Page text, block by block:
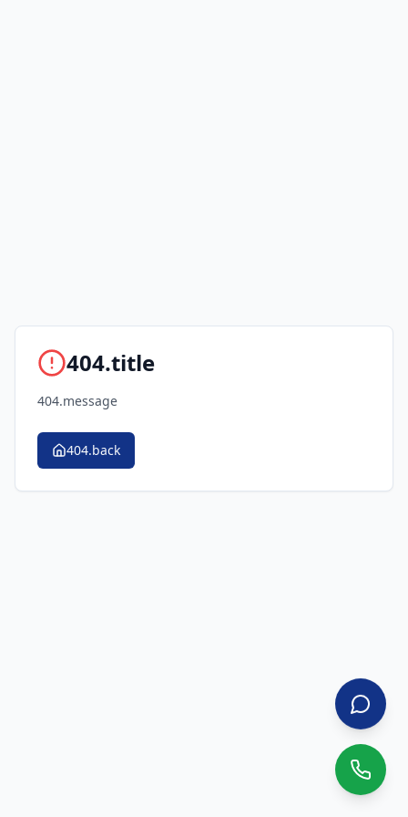
404.title
404.message
404.back